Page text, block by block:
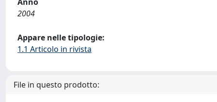
2004
Appare nelle tipologie:
1.1 Articolo in rivista
File in questo prodotto: